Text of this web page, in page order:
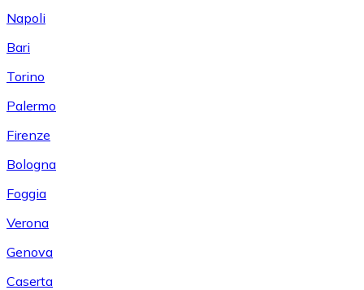
Napoli
Bari
Torino
Palermo
Firenze
Bologna
Foggia
Verona
Genova
Caserta